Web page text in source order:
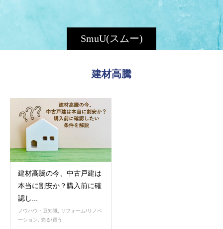
SmuU(スムー)
建材高騰
建材高騰の今、中古戸建は
本当に割安か？購入前に確
認し...
ノウハウ・豆知識, リフォーム/リノベ
ーション, 売る/買う